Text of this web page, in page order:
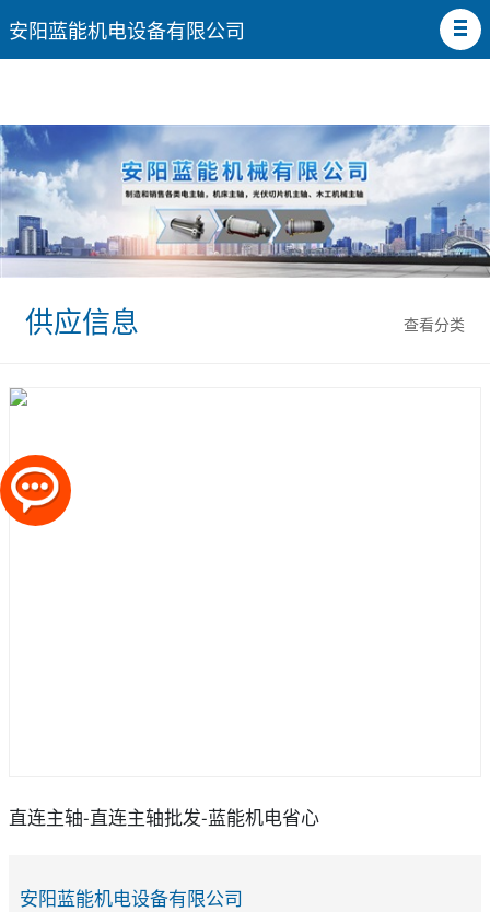
安阳蓝能机电设备有限公司
查看分类
供应信息
直连主轴-直连主轴批发-蓝能机电省心
安阳蓝能机电设备有限公司